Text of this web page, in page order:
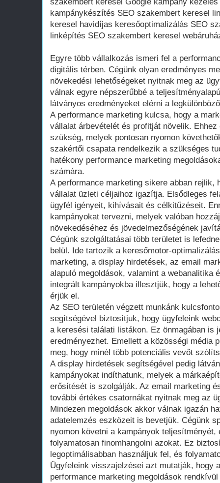
kampánykészítés SEO szakembert keresel
keresel havidíjas keresőoptimalizálás SEO
linképítés SEO szakembert keresel
Egyre több vállalkozás ismeri fel a
digitális térben. Cégünk olyan eredményes
növekedési lehetőségeket nyitnak meg az
válnak egyre népszerűbbé a
látványos eredményeket elérni a
A performance marketing kulcsa, hogy a
vállalat árbevételét és profitját növelik.
szükség, melyek pontosan nyomon
szakértői csapata rendelkezik a szükséges
hatékony performance marketing
számára.
A performance marketing sikere abban rejlik,
vállalat üzleti céljaihoz igazítja. Elsődleges
ügyfél igényeit, kihívásait és célkitűzéseit.
kampányokat tervezni, melyek valóban
növekedéséhez és jövedelmezőségének
Cégünk szolgáltatásai több területet is
belül. Ide tartozik a keresőmotor-
marketing, a display hirdetések, az email
alapuló megoldások, valamint a webanalitika
integrált kampányokba illesztjük, hogy a
érjük el.
Az SEO területén végzett munkánk
segítségével biztosítjuk, hogy ügyfeleink
a keresési találati listákon. Ez önmagában is
eredményezhet. Emellett a közösségi média
meg, hogy minél több potenciális vevőt
A display hirdetések segítségével pedig
kampányokat indíthatunk, melyek a
erősítését is szolgálják. Az email marketing
további értékes csatornákat nyitnak meg az
Mindezen megoldások akkor válnak igazán
adatelemzés eszközeit is bevetjük. Cégünk
nyomon követni a kampányok teljesítményét,
folyamatosan finomhangolni azokat. Ez
legoptimálisabban használjuk fel, és
Ügyfeleink visszajelzései azt mutatják, hogy
performance marketing megoldások